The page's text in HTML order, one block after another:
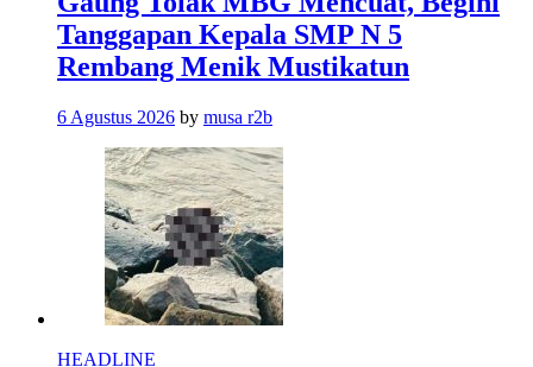
Tanggapan Kepala SMP N 5
Rembang Menik Mustikatun
6 Agustus 2026 by musa r2b
HEADLINE